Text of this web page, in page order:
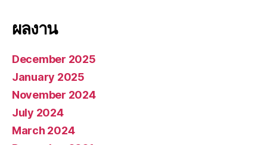
ผลงาน
December 2025
January 2025
November 2024
July 2024
March 2024